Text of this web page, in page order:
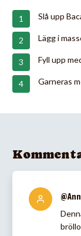
Slå upp
Lägg i
Fyll upp
Garneras